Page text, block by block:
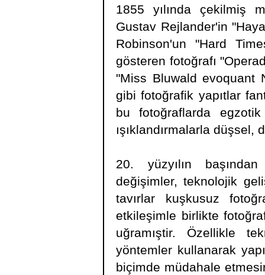
1855 yılında çekilmiş
Gustav Rejlander'in
Robinson'un "Hard
gösteren fotoğrafı
"Miss Bluwald evoquant
gibi fotoğrafik yapıtlar
bu fotoğraflarda
ışıklandırmalarla düşsel,
20. yüzyılın
değişimler, teknolojik
tavırlar kuşkusuz
etkileşimle birlikte
uğramıştir. Özellikle
yöntemler kullanarak
biçimde müdahale